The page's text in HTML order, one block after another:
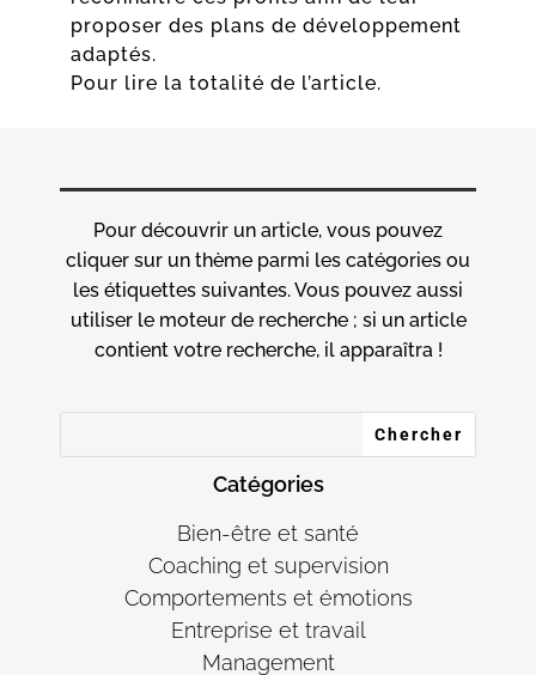
proposer des plans de développement
adaptés.
Pour lire la totalité de l’article.
Pour découvrir un article, vous pouvez
cliquer sur un thème parmi les catégories ou
les étiquettes suivantes. Vous pouvez aussi
utiliser le moteur de recherche ; si un article
contient votre recherche, il apparaîtra !
Catégories
Bien-être et santé
Coaching et supervision
Comportements et émotions
Entreprise et travail
Management